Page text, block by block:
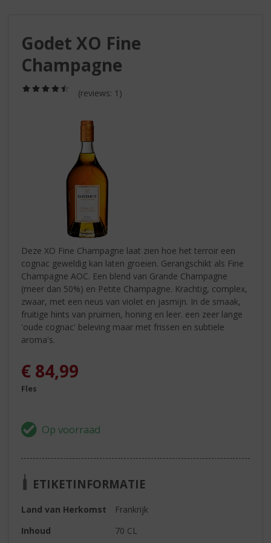
Godet XO Fine
Champagne
/
(reviews: 1)
Deze XO Fine Champagne laat zien hoe het terroir een
cognac geweldig kan laten groeien. Gerangschikt als Fine
Champagne AOC. Een blend van Grande Champagne
(meer dan 50%) en Petite Champagne. Krachtig, complex,
zwaar, met een neus van violet en jasmijn. In de smaak,
fruitige hints van pruimen, honing en leer. een zeer lange
'oude cognac' beleving maar met frissen en subtiele
aroma's.
€ 84,99
Fles
ETIKETINFORMATIE
Land van Herkomst
Frankrijk
Inhoud
70 CL